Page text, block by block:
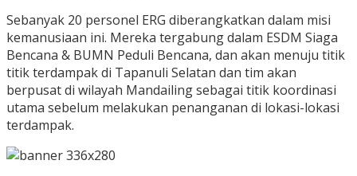
Sebanyak 20 personel ERG diberangkatkan dalam misi
kemanusiaan ini. Mereka tergabung dalam ESDM Siaga
Bencana & BUMN Peduli Bencana, dan akan menuju titik
titik terdampak di Tapanuli Selatan dan tim akan
berpusat di wilayah Mandailing sebagai titik koordinasi
utama sebelum melakukan penanganan di lokasi-lokasi
terdampak.